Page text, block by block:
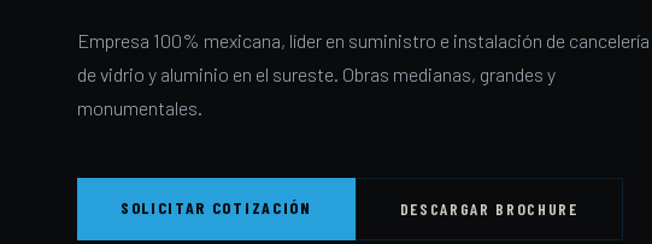
Empresa 100% mexicana, líder en suministro e instalación de cancelería
de vidrio y aluminio en el sureste. Obras medianas, grandes y
monumentales.
SOLICITAR COTIZACIÓN DESCARGAR BROCHURE